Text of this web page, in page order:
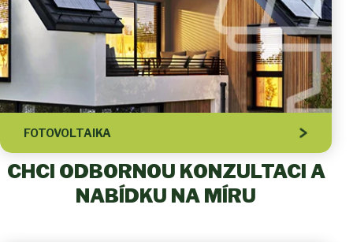
FOTOVOLTAIKA
CHCI ODBORNOU KONZULTACI A
NABÍDKU NA MÍRU